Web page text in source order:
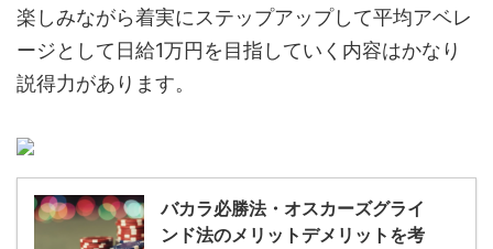
楽しみながら着実にステップアップして平均アベレ
ージとして日給1万円を目指していく内容はかなり
説得力があります。
バカラ必勝法・オスカーズグライ
ンド法のメリットデメリットを考